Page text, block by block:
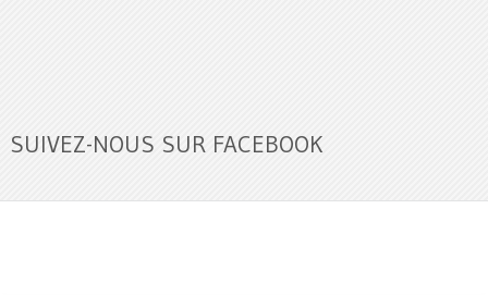
SUIVEZ-NOUS SUR FACEBOOK